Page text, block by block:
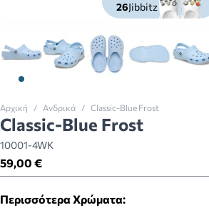
26Jibbitz
View larger image
View larger imageView larger image
View
Αρχική / Ανδρικά / Classic-Blue Frost
Classic-Blue Frost
10001-4WK
59,00 €
Περισσότερα Χρώματα: